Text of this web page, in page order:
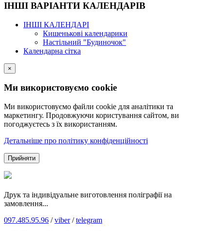
ІНШІ ВАРІАНТИ КАЛЕНДАРІВ
ІНШІ КАЛЕНДАРІ
Кишенькові календарики
Настільний "Будиночок"
Календарна сітка
×
Ми використовуємо cookie
Ми використовуємо файли cookie для аналітики та
маркетингу. Продовжуючи користування сайтом, ви
погоджуєтесь з їх використанням.
Детальніше про політику конфіденційності
Прийняти
Друк та індивідуальне виготовлення поліграфії на
замовлення...
097.485.95.96 /viber/telegram